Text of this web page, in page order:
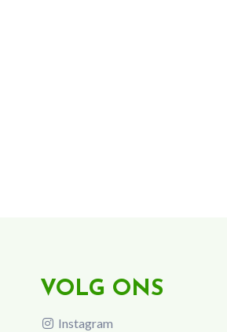
VOLG ONS
Instagram